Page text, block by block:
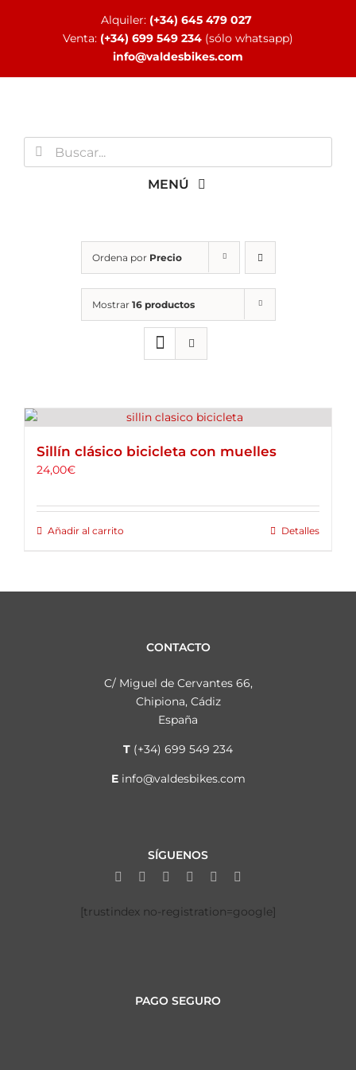
Alquiler: (+34) 645 479 027
Venta: (+34) 699 549 234 (sólo whatsapp)
info@valdesbikes.com
Buscar:
MENÚ
ALQUILER DE BICICLETAS
BLOG
Ordena por Precio
Mostrar 16 productos
Sillín clásico bicicleta con muelles
24,00€
Añadir al carrito Detalles
CONTACTO
C/ Miguel de Cervantes 66,
Chipiona, Cádiz
España
T (+34) 699 549 234
E info@valdesbikes.com
SÍGUENOS
[trustindex no-registration=google]
PAGO SEGURO